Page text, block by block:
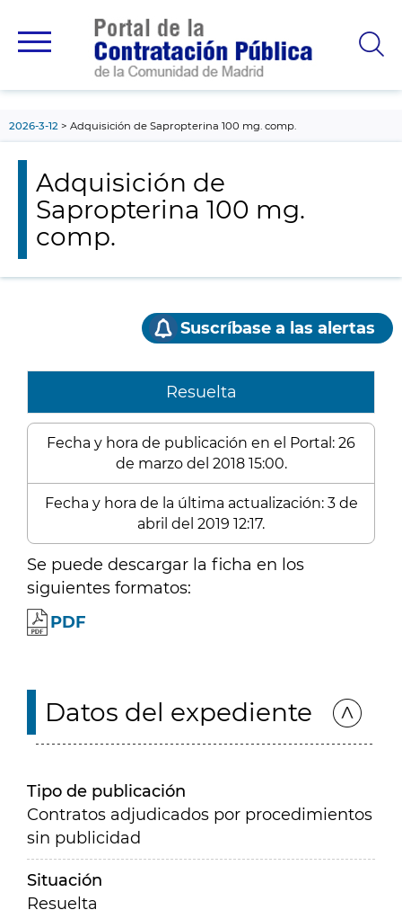
principal
2026-3-12 Adquisición de Sapropterina 100 mg. comp.
Adquisición de
Sapropterina 100 mg.
comp.
Suscríbase a las alertas
Resuelta
Fecha y hora de publicación en el Portal: 26
de marzo del 2018 15:00.
Fecha y hora de la última actualización: 3 de
abril del 2019 12:17.
Se puede descargar la ficha en los
siguientes formatos:
PDF
Datos del expediente
Tipo de publicación
Contratos adjudicados por procedimientos
sin publicidad
Situación
Resuelta